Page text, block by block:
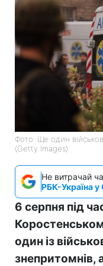
Фото: Ще один
(Getty Images)
Не витрачай
РБК-Україна у
6 серпня під
один із
знепритомнів,